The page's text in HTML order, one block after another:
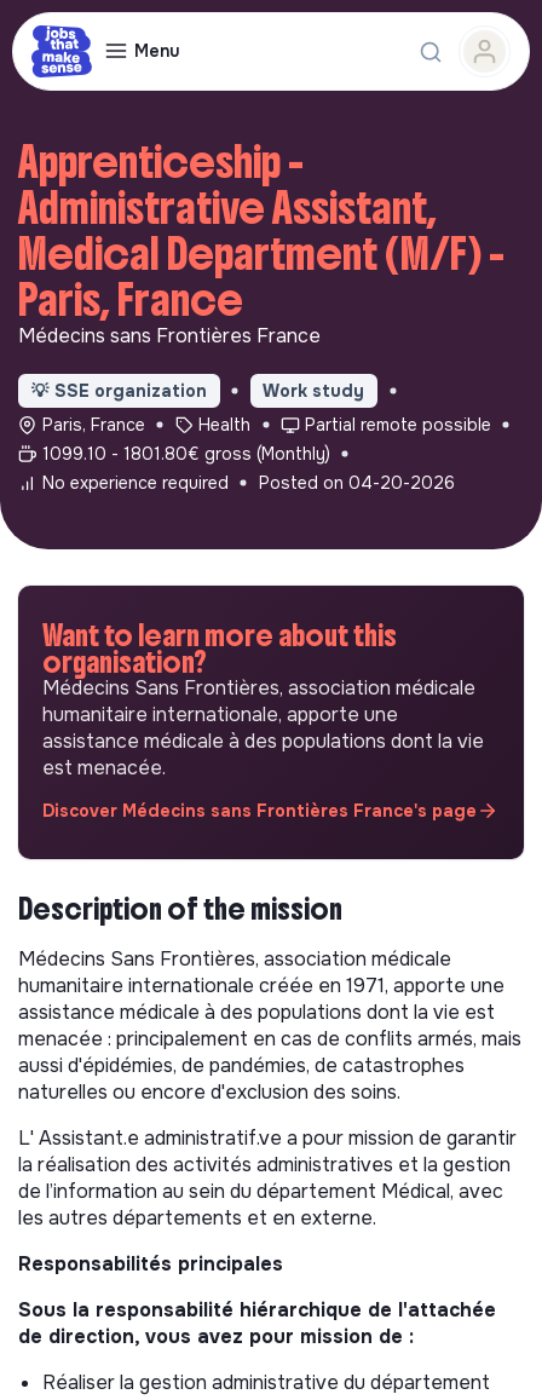
Menu
Apprenticeship -
Administrative Assistant,
Medical Department (M/F) -
Paris, France
Médecins sans Frontières France
💡 SSE organization
Work study
Paris, France
Health
Partial remote possible
1099.10 - 1801.80€ gross (Monthly)
No experience required
Posted on 04-20-2026
Want to learn more about this
organisation?
Médecins Sans Frontières, association médicale
humanitaire internationale, apporte une
assistance médicale à des populations dont la vie
est menacée.
Discover Médecins sans Frontières France's page
Description of the mission
Médecins Sans Frontières, association médicale
humanitaire internationale créée en 1971, apporte une
assistance médicale à des populations dont la vie est
menacée : principalement en cas de conflits armés, mais
aussi d'épidémies, de pandémies, de catastrophes
naturelles ou encore d'exclusion des soins.
L' Assistant.e administratif.ve a pour mission de garantir
la réalisation des activités administratives et la gestion
de l’information au sein du département Médical, avec
les autres départements et en externe.
Responsabilités principales
Sous la responsabilité hiérarchique de l'attachée
de direction, vous avez pour mission de :
Réaliser la gestion administrative du département